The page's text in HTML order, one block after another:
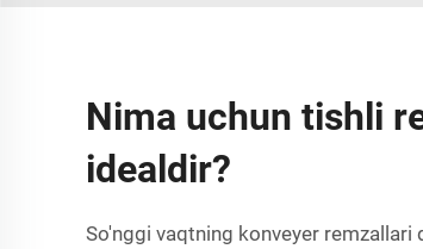
Nima uchun tishli
idealdir?
So'nggi vaqtning konveyer